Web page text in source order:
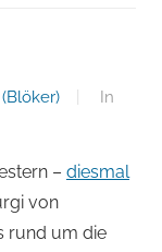
In
– diesmal
von
rund um die